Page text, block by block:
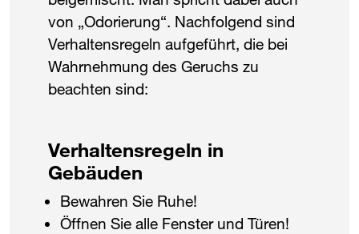
von „Odorierung“. Nachfolgend sind
Verhaltensregeln aufgeführt, die bei
Wahrnehmung des Geruchs zu
beachten sind:
Verhaltensregeln in
Gebäuden
Bewahren Sie Ruhe!
Öffnen Sie alle Fenster und Türen!